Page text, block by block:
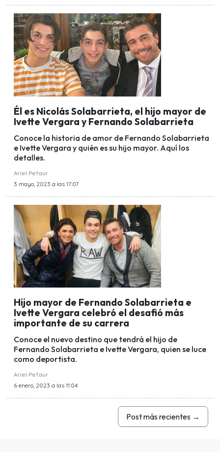
Él es Nicolás Solabarrieta, el hijo mayor de
Ivette Vergara y Fernando Solabarrieta
Conoce la historia de amor de Fernando Solabarrieta
e Ivette Vergara y quién es su hijo mayor. Aquí los
detalles.
Ariel Pefaur
3 mayo, 2023 a las 17:07
Hijo mayor de Fernando Solabarrieta e
Ivette Vergara celebró el desafió más
importante de su carrera
Conoce el nuevo destino que tendrá el hijo de
Fernando Solabarrieta e Ivette Vergara, quien se luce
como deportista.
Ariel Pefaur
6 enero, 2023 a las 11:04
Post más recientes →